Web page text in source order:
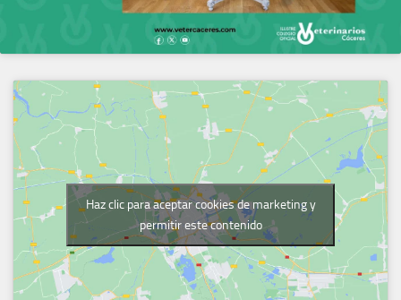
Haz clic para aceptar cookies de marketing y
permitir este contenido